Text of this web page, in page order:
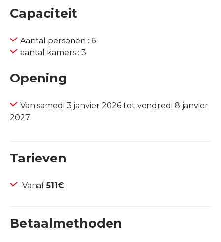
Capaciteit
Aantal personen : 6
aantal kamers : 3
Opening
Van samedi 3 janvier 2026 tot vendredi 8 janvier
2027
Tarieven
Vanaf511€
Betaalmethoden